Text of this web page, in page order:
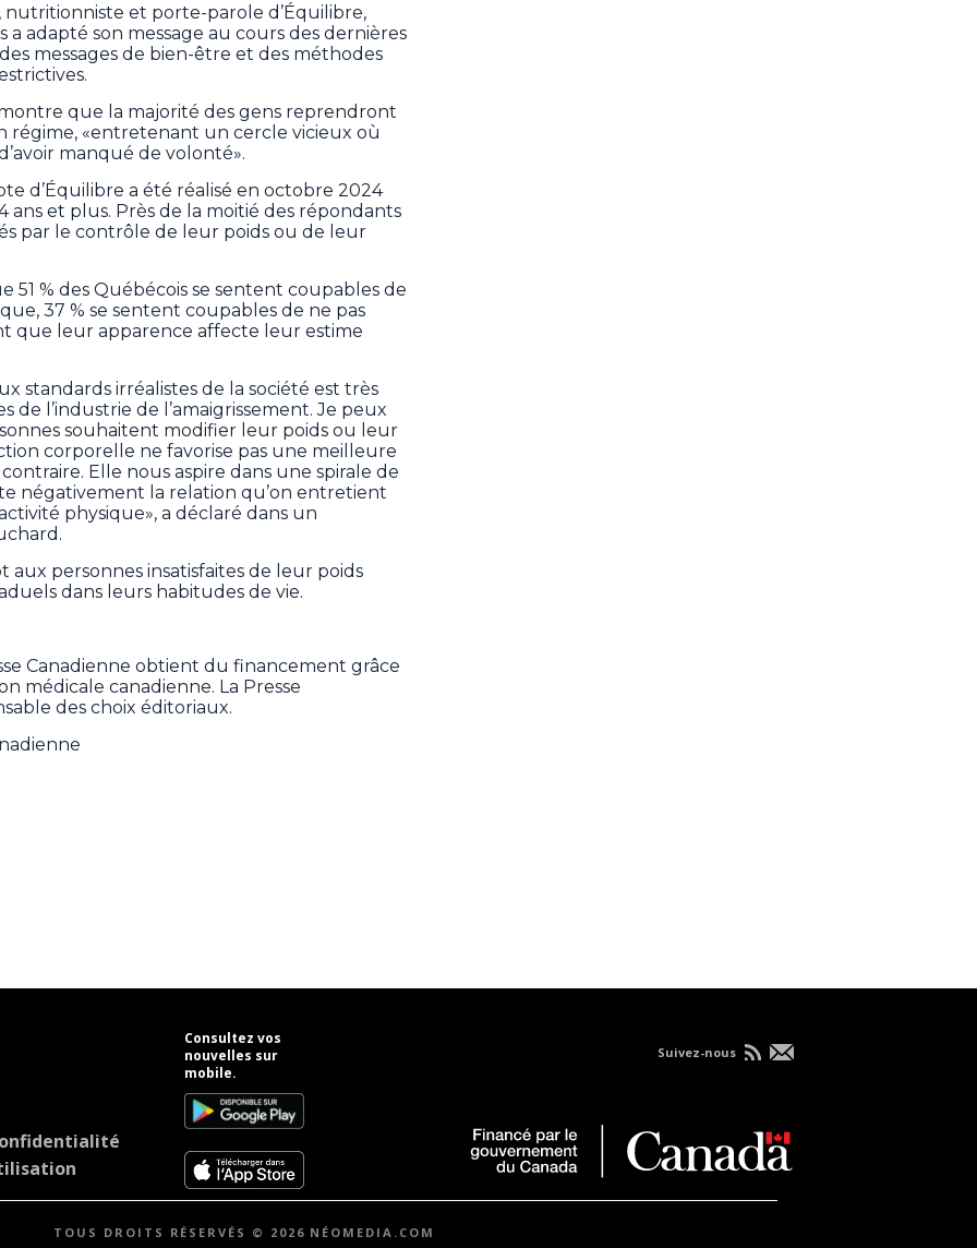
et porte-parole d’Équilibre,
adapté son message au cours des dernières
messages de bien-être et des méthodes
que la majorité des gens reprendront
régime, «entretenant un cercle vicieux où
manqué de volonté».
d’Équilibre a été réalisé en octobre 2024
ans et plus. Près de la moitié des répondants
par le contrôle de leur poids ou de leur
51 % des Québécois se sentent coupables de
37 % se sentent coupables de ne pas
que leur apparence affecte leur estime
standards irréalistes de la société est très
de l’industrie de l’amaigrissement. Je peux
souhaitent modifier leur poids ou leur
corporelle ne favorise pas une meilleure
Elle nous aspire dans une spirale de
négativement la relation qu’on entretient
physique», a déclaré dans un
personnes insatisfaites de leur poids
dans leurs habitudes de vie.
Canadienne obtient du financement grâce
médicale canadienne. La Presse
des choix éditoriaux.
Consultez vos
nouvelles sur
mobile.
Suivez-nous
TOUS DROITS RÉSERVÉS © 2026 NÉOMEDIA.COM